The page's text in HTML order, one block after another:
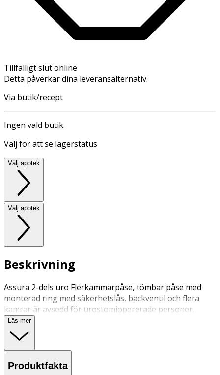
Tillfälligt slut online
Detta påverkar dina leveransalternativ.
Via butik/recept
Ingen vald butik
Välj för att se lagerstatus
Välj apotek
Välj apotek
Beskrivning
Assura 2-dels uro Flerkammarpåse, tömbar påse med
monterad ring med säkerhetslås, backventil och flera
kamrar är avsedd för urostomiopererade personer.
Läs mer
Produktfakta